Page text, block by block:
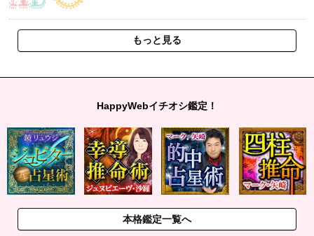
もっと見る
HappyWebイチオシ鑑定！
本格鑑定一覧へ